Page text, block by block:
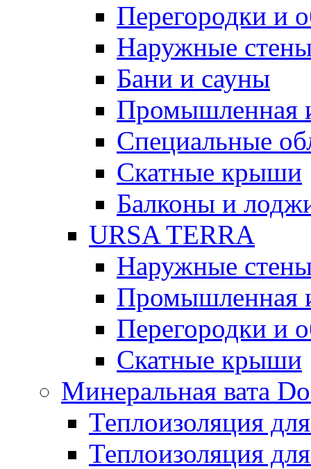
Перегородки и
Наружные
Бани и сауны
Промышленная
Специальные
Скатные крыши
Балконы и
URSA TERRA
Наружные
Промышленная
Перегородки и
Скатные крыши
Минеральная вата
Теплоизоляция
Теплоизоляция